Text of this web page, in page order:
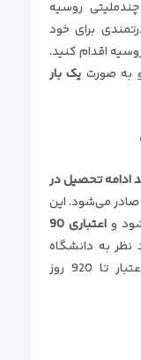
روسیه
برای خود
اقدام کنید.
به صورت یک بار
ادامه تحصیل در
صادر می‌شود. این
و
اعتباری 90
نظر به دانشگاه
مربوطه برای اخذ ویزای بلند مدت با اعتبار تا 920 روز